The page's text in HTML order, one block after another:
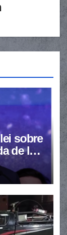
sobre
de las